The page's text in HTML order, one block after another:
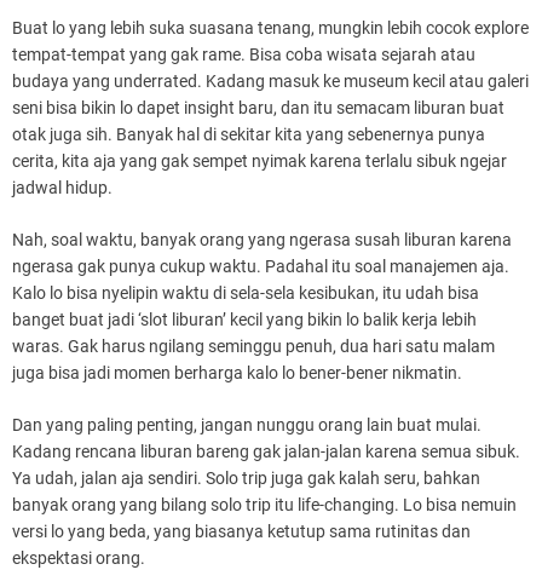
Buat lo yang lebih suka suasana tenang, mungkin lebih cocok explore
tempat-tempat yang gak rame. Bisa coba wisata sejarah atau
budaya yang underrated. Kadang masuk ke museum kecil atau galeri
seni bisa bikin lo dapet insight baru, dan itu semacam liburan buat
otak juga sih. Banyak hal di sekitar kita yang sebenernya punya
cerita, kita aja yang gak sempet nyimak karena terlalu sibuk ngejar
jadwal hidup.
Nah, soal waktu, banyak orang yang ngerasa susah liburan karena
ngerasa gak punya cukup waktu. Padahal itu soal manajemen aja.
Kalo lo bisa nyelipin waktu di sela-sela kesibukan, itu udah bisa
banget buat jadi ‘slot liburan’ kecil yang bikin lo balik kerja lebih
waras. Gak harus ngilang seminggu penuh, dua hari satu malam
juga bisa jadi momen berharga kalo lo bener-bener nikmatin.
Dan yang paling penting, jangan nunggu orang lain buat mulai.
Kadang rencana liburan bareng gak jalan-jalan karena semua sibuk.
Ya udah, jalan aja sendiri. Solo trip juga gak kalah seru, bahkan
banyak orang yang bilang solo trip itu life-changing. Lo bisa nemuin
versi lo yang beda, yang biasanya ketutup sama rutinitas dan
ekspektasi orang.